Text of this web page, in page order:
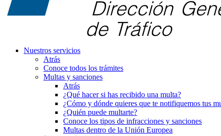
Nuestros servicios
Atrás
Conoce todos los trámites
Multas y sanciones
Atrás
¿Qué hacer si has recibido una multa?
¿Cómo y dónde quieres que te notifiquemos tus
¿Quién puede multarte?
Conoce los tipos de infracciones y sanciones
Multas dentro de la Unión Europea